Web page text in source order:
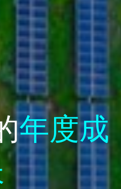
年度成